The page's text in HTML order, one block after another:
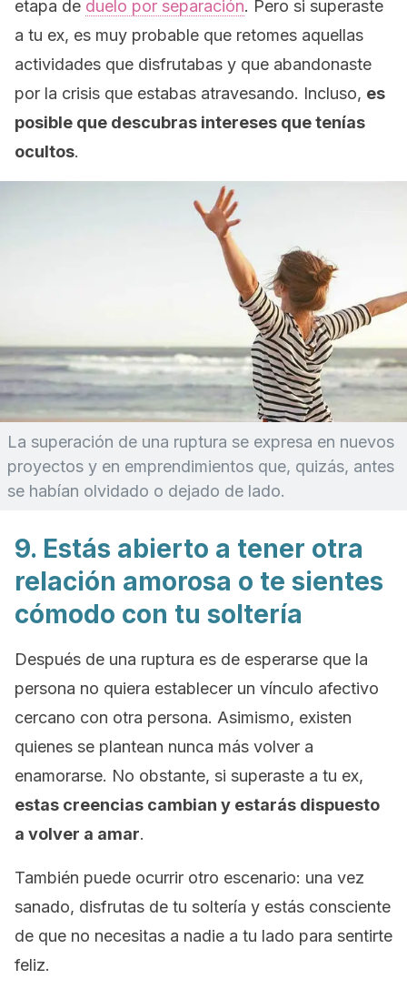
etapa de duelo por separación. Pero si superaste
a tu ex, es muy probable que retomes aquellas
actividades que disfrutabas y que abandonaste
por la crisis que estabas atravesando. Incluso, es
posible que descubras intereses que tenías
ocultos.
La superación de una ruptura se expresa en nuevos
proyectos y en emprendimientos que, quizás, antes
se habían olvidado o dejado de lado.
9. Estás abierto a tener otra
relación amorosa o te sientes
cómodo con tu soltería
Después de una ruptura es de esperarse que la
persona no quiera establecer un vínculo afectivo
cercano con otra persona. Asimismo, existen
quienes se plantean nunca más volver a
enamorarse. No obstante, si superaste a tu ex,
estas creencias cambian y estarás dispuesto
a volver a amar.
También puede ocurrir otro escenario: una vez
sanado, disfrutas de tu soltería y estás consciente
de que no necesitas a nadie a tu lado para sentirte
feliz.